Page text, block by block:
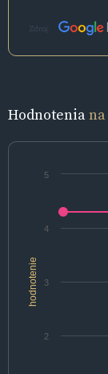
Zdroj:
Hodnotenia
hodnotenie
2
3
4
5